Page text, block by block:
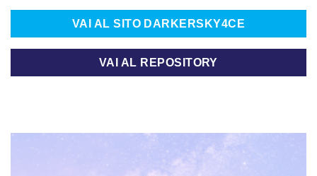
VAI AL SITO DARKERSKY4CE
VAI AL REPOSITORY